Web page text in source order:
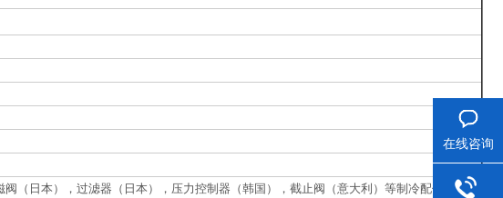
（日本），过滤器（日本），压力控制器（韩国），截止阀（意大利）等制冷配件均采
在线咨询